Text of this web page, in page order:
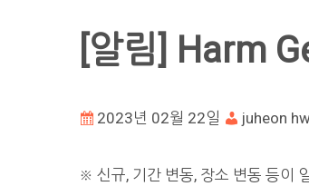
[알림] Harm
2023년 02월 22일 juheon
※ 신규, 기간 변동, 장소 변동 등이